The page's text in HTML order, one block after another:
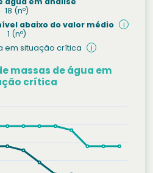
18 (nº)
abaixo do valor médio
i
1 (nº)
em situação crítica
i
massas de água em
crítica